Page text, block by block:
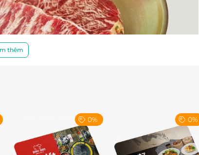
vị để xì xụp húp nước lẩu đậm đà, nóng hổi thì
như lẩu kimchi, lẩu bộ đội, lẩu bulgogi, lẩu hải
đa dạng, cuốn hút.
thêm
0% 0%